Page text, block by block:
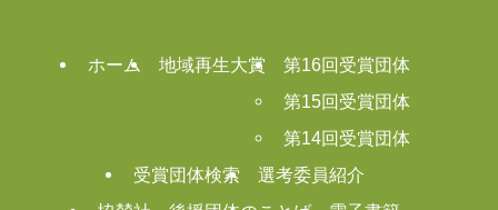
ホーム 地域再生大賞
第16回受賞団体
第15回受賞団体
第14回受賞団体
受賞団体検索
選考委員紹介